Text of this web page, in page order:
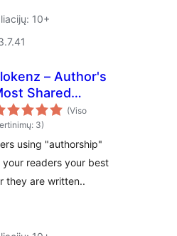
10+
– Author's
Shared
(Viso
3)
using "authorship"
readers your best
they are written..